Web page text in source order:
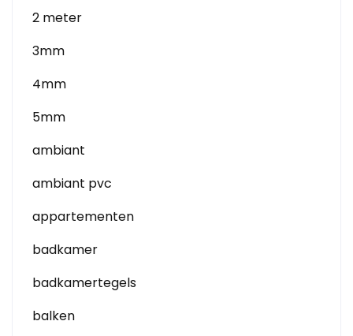
2 meter
3mm
4mm
5mm
ambiant
ambiant pvc
appartementen
badkamer
badkamertegels
balken